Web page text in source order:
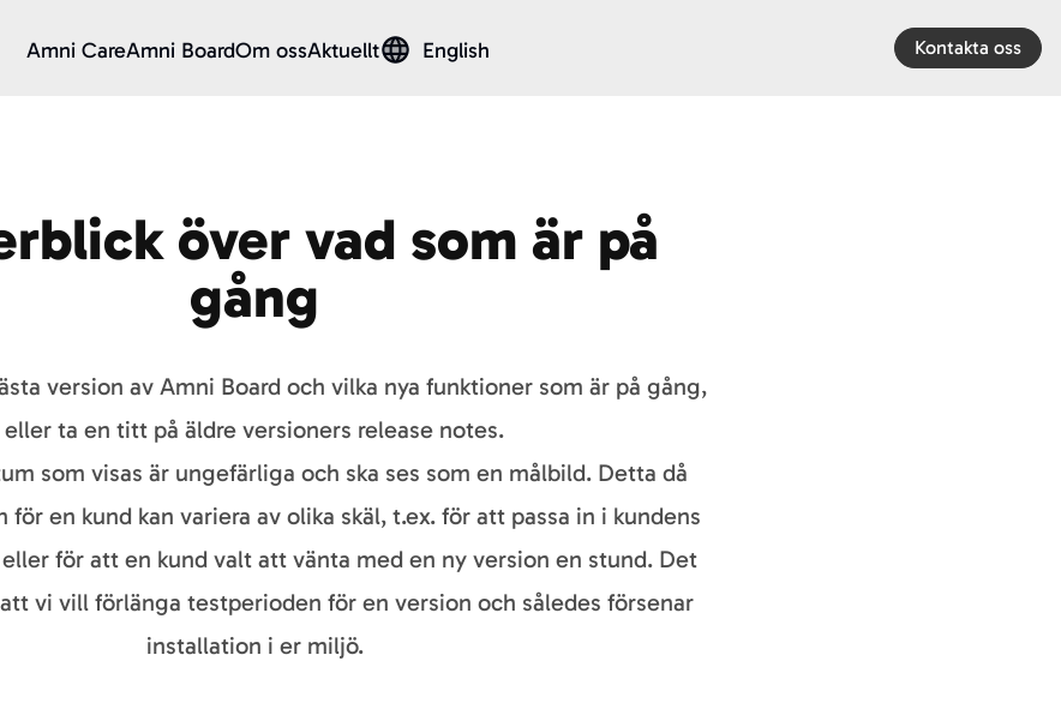
Kontakta oss
Amni CareAmni BoardOm ossAktuellt English
över vad som är på
gång
version av Amni Board och vilka nya funktioner som är på gång,
eller ta en titt på äldre versioners release notes.
som visas är ungefärliga och ska ses som en målbild. Detta då
för en kund kan variera av olika skäl, t.ex. för att passa in i kundens
för att en kund valt att vänta med en ny version en stund. Det
att vi vill förlänga testperioden för en version och således försenar
installation i er miljö.